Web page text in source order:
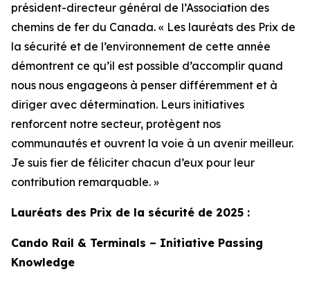
président-directeur général de l’Association des
chemins de fer du Canada. « Les lauréats des Prix de
la sécurité et de l’environnement de cette année
démontrent ce qu’il est possible d’accomplir quand
nous nous engageons à penser différemment et à
diriger avec détermination. Leurs initiatives
renforcent notre secteur, protègent nos
communautés et ouvrent la voie à un avenir meilleur.
Je suis fier de féliciter chacun d’eux pour leur
contribution remarquable. »
Lauréats des Prix de la sécurité de 2025 :
Cando Rail & Terminals – Initiative Passing
Knowledge